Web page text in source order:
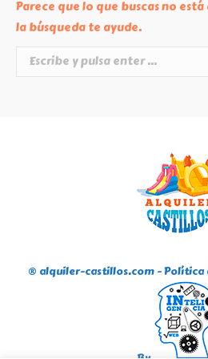
Parece que lo que buscas no
la búsqueda te ayude.
Buscar:
® alquiler-castillos.com -Política